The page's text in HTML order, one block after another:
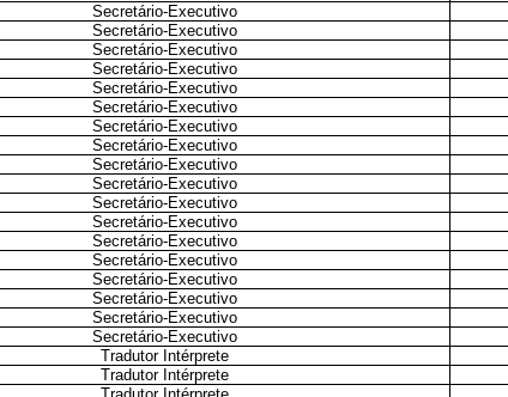
Secretário-Executivo
Secretário-Executivo
Secretário-Executivo
Secretário-Executivo
Secretário-Executivo
Secretário-Executivo
Secretário-Executivo
Secretário-Executivo
Secretário-Executivo
Secretário-Executivo
Secretário-Executivo
Secretário-Executivo
Secretário-Executivo
Secretário-Executivo
Secretário-Executivo
Secretário-Executivo
Secretário-Executivo
Secretário-Executivo
Tradutor Intérprete
Tradutor Intérprete